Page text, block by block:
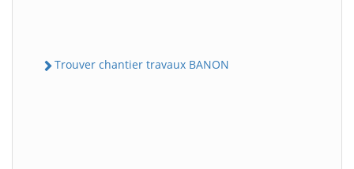
Trouver chantier travaux BANON